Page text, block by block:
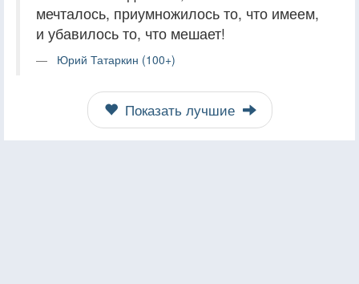
мечталось, приумножилось то, что имеем,
и убавилось то, что мешает!
Юрий Татаркин (100+)
Показать лучшие